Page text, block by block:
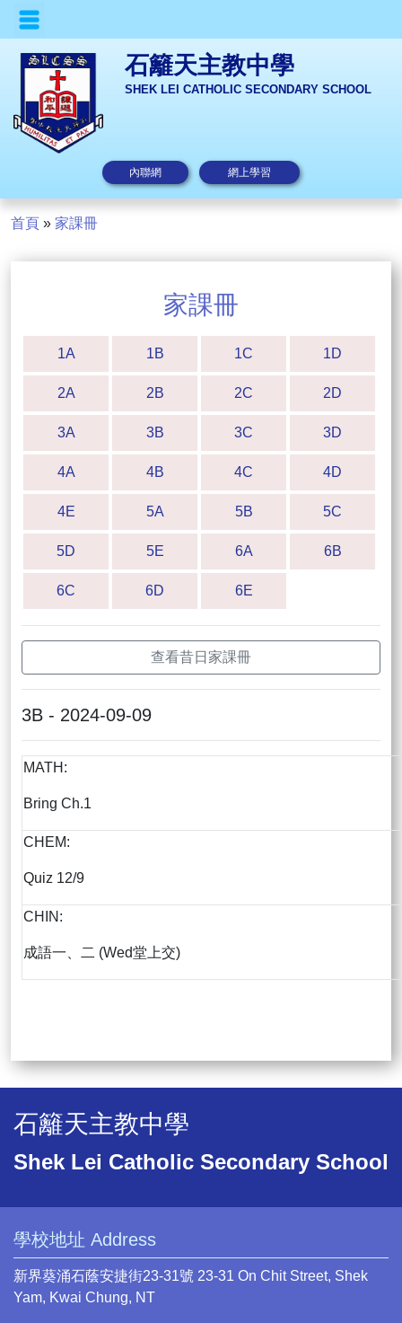
石籬天主教中學
SHEK LEI CATHOLIC SECONDARY SCHOOL
內聯網 網上學習
首頁 » 家課冊
家課冊
1A 1B 1C 1D
2A 2B 2C 2D
3A 3B 3C 3D
4A 4B 4C 4D
4E 5A 5B 5C
5D 5E 6A 6B
6C 6D 6E
查看昔日家課冊
3B - 2024-09-09
MATH:
Bring Ch.1
CHEM:
Quiz 12/9
CHIN:
成語一、二 (Wed堂上交)
石籬天主教中學
Shek Lei Catholic Secondary School
學校地址 Address
新界葵涌石蔭安捷街23-31號 23-31 On Chit Street, Shek
Yam, Kwai Chung, NT